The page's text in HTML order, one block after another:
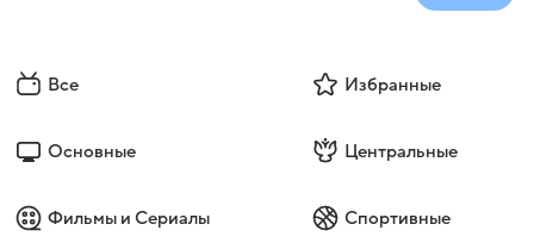
Все Избранные
Основные Центральные
Фильмы и Сериалы Спортивные